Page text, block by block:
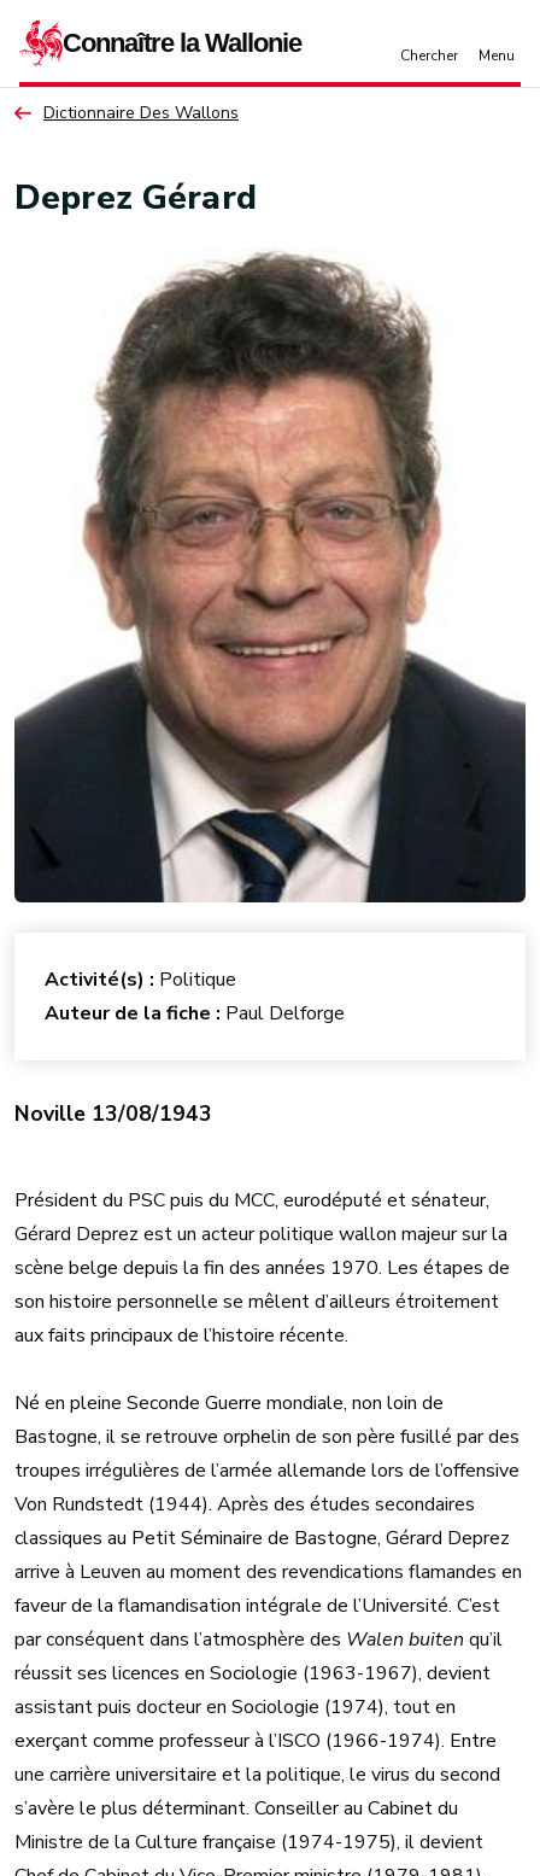
Dictionnaire Des Wallons
Deprez Gérard
Noville 13/08/1943
Président du PSC puis du MCC, eurodéputé et sénateur,
Gérard Deprez est un acteur politique wallon majeur sur la
scène belge depuis la fin des années 1970. Les étapes de
son histoire personnelle se mêlent d’ailleurs étroitement
aux faits principaux de l’histoire récente.
Né en pleine Seconde Guerre mondiale, non loin de
Bastogne, il se retrouve orphelin de son père fusillé par des
troupes irrégulières de l’armée allemande lors de l’offensive
Von Rundstedt (1944). Après des études secondaires
classiques au Petit Séminaire de Bastogne, Gérard Deprez
arrive à Leuven au moment des revendications flamandes en
faveur de la flamandisation intégrale de l’Université. C’est
par conséquent dans l’atmosphère des Walen buiten qu’il
réussit ses licences en Sociologie (1963-1967), devient
assistant puis docteur en Sociologie (1974), tout en
exerçant comme professeur à l’ISCO (1966-1974). Entre
une carrière universitaire et la politique, le virus du second
s’avère le plus déterminant. Conseiller au Cabinet du
Ministre de la Culture française (1974-1975), il devient
Activité(s) : Politique
Auteur de la fiche : Paul Delforge